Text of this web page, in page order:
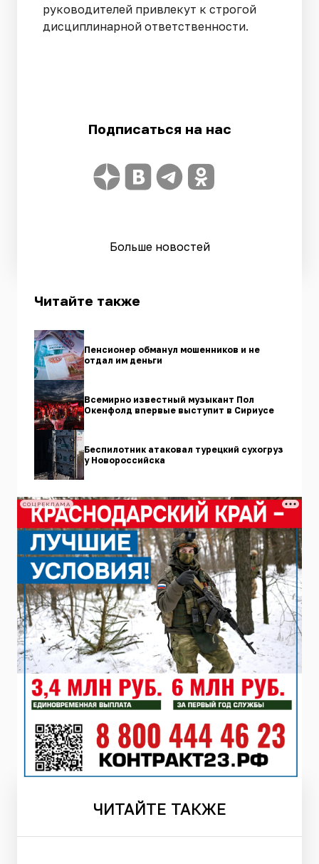
руководителей привлекут к строгой
дисциплинарной ответственности.
Подписаться на нас
Больше новостей
Читайте также
Пенсионер обманул мошенников и не
отдал им деньги
Всемирно известный музыкант Пол
Окенфолд впервые выступит в Сириусе
Беспилотник атаковал турецкий сухогруз
у Новороссийска
СОЦРЕКЛАМА
ЧИТАЙТЕ ТАКЖЕ